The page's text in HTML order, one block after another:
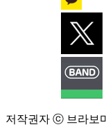
저작권자 ⓒ 브라보